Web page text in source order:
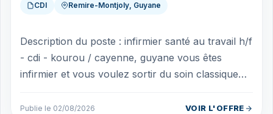
CDI Remire-Montjoly, Guyane
Description du poste : infirmier santé au travail h/f
- cdi - kourou / cayenne, guyane vous êtes
infirmier et vous voulez sortir du soin classique
Publie le 02/08/2026 VOIR L'OFFRE